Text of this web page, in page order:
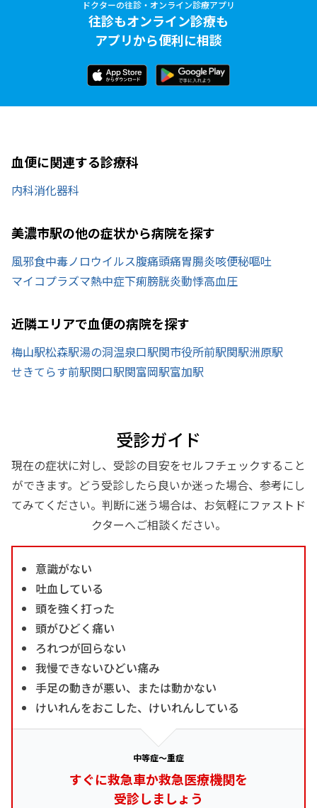
ドクターの往診・オンライン診療アプリ
往診もオンライン診療も
アプリから便利に相談
血便に関連する診療科
内科消化器科
美濃市駅の他の症状から病院を探す
風邪食中毒ノロウイルス腹痛頭痛胃腸炎咳便秘嘔吐
マイコプラズマ熱中症下痢膀胱炎動悸高血圧
近隣エリアで血便の病院を探す
梅山駅松森駅湯の洞温泉口駅関市役所前駅関駅洲原駅
せきてらす前駅関口駅関富岡駅富加駅
受診ガイド
現在の症状に対し、受診の目安をセルフチェックすること
ができます。どう受診したら良いか迷った場合、参考にし
てみてください。判断に迷う場合は、お気軽にファストド
クターへご相談ください。
意識がない
吐血している
頭を強く打った
頭がひどく痛い
ろれつが回らない
我慢できないひどい痛み
手足の動きが悪い、または動かない
けいれんをおこした、けいれんしている
中等症～重症
すぐに救急車か救急医療機関を
受診しましょう